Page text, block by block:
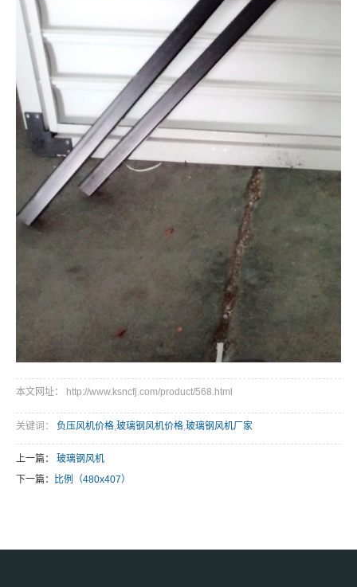
本文网址： http://www.ksncfj.com/product/568.html
关键词： 负压风机价格,玻璃钢风机价格,玻璃钢风机厂家
上一篇： 玻璃钢风机
下一篇：
比例（480x407）